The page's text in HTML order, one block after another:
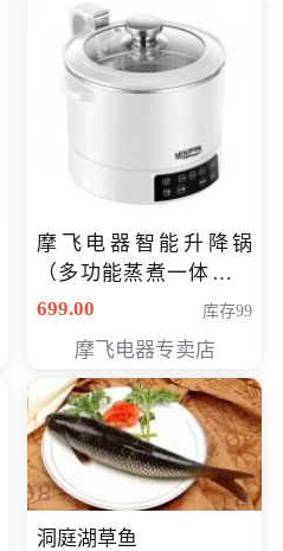
摩飞电器智能升降锅
（多功能蒸煮一体锅）
（智能升降养生锅） 会
699.00 库存99
摩飞电器专卖店
洞庭湖草鱼